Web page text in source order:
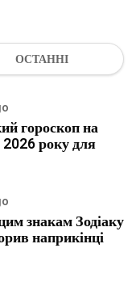
ОСТАННІ
гороскоп на
року для
знакам Зодіаку
наприкінці